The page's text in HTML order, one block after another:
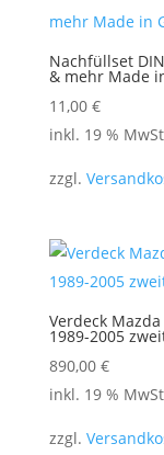
Nachfüllset
& mehr Made
11,00 €
inkl. 19 %
zzgl.
Verdeck Mazda
1989-2005
890,00 €
inkl. 19 %
zzgl.